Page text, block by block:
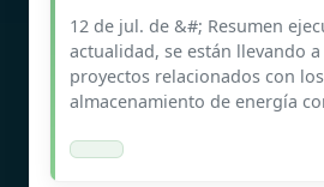
12 de jul. de &#; Resumen
actualidad, se están llevando
proyectos relacionados con
almacenamiento de energía